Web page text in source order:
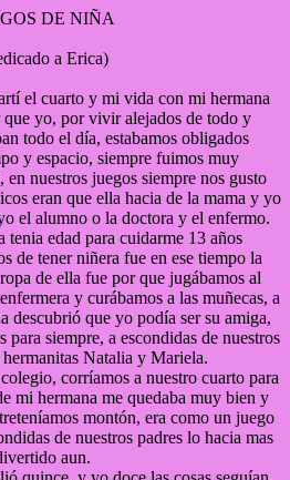
DE NIÑA
a Erica)
el cuarto y mi vida con mi hermana
yo, por vivir alejados de todo y
todo el día, estabamos obligados
y espacio, siempre fuimos muy
nuestros juegos siempre nos gusto
eran que ella hacia de la mama y yo
el alumno o la doctora y el enfermo.
tenia edad para cuidarme 13 años
de tener niñera fue en ese tiempo la
de ella fue por que jugábamos al
y curábamos a las muñecas, a
descubrió que yo podía ser su amiga,
para siempre, a escondidas de nuestros
hermanitas Natalia y Mariela.
corríamos a nuestro cuarto para
mi hermana me quedaba muy bien y
montón, era como un juego
de nuestros padres lo hacia mas
aun.